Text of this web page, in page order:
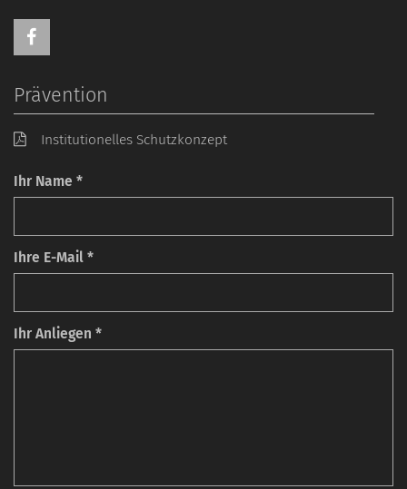
Ihr Name *
Ihre E-Mail *
Ihr Anliegen *
Prävention
Institutionelles Schutzkonzept